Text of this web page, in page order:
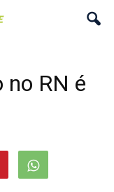
no RN é